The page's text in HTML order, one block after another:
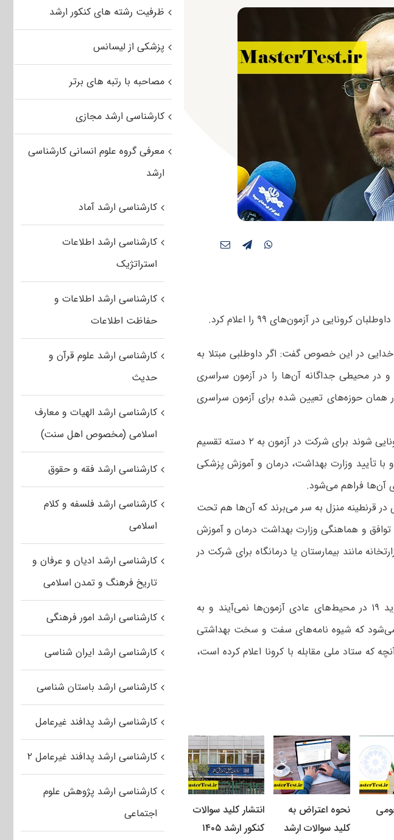
در آزمون‌های ۹۹ را اعلام کرد.
خدایی در این خصوص گفت: اگر داوطلبی مبتلا به
محیطی جداگانه آن‌ها را در آزمون سراسری
همان حوزه‌های تعیین شده برای آزمون سراسری
وی افزود: داوطلبانی که همزمان با آزمون‌های ۹۹ کرونایی شوند برای شرکت در آزمون به ۲ دسته تقسیم
تأیید وزارت بهداشت، درمان و آموزش پزشکی
آن‌ها فراهم می‌شود.
قرنطینه منزل به سر می‌برند که آن‌ها هم تحت
و هماهنگی وزارت بهداشت درمان و آموزش
مانند بیمارستان یا درمانگاه برای شرکت در
وی ادامه داد: با این تدابیر، داوطلبان مبتلا به کووید ۱۹ در محیط‌های عادی آزمون‌ها نمی‌آیند و به
اطمینان خاطر داده می‌شود که شیوه نامه‌های سفت و سخت بهداشتی
که ستاد ملی مقابله با کرونا اعلام کرده است،
نحوه اعتراض به
کلید سوالات ارشد
انتشار کلید سوالات
کنکور ارشد ۱۴۰۵
ظرفیت رشته های کنکور ارشد
پزشکی از لیسانس
مصاحبه با رتبه های برتر
کارشناسی ارشد مجازی
معرفی گروه علوم انسانی کارشناسی
ارشد
کارشناسی ارشد آماد
کارشناسی ارشد اطلاعات
استراتژیک
کارشناسی ارشد اطلاعات و
حفاظت اطلاعات
کارشناسی ارشد علوم قرآن و
حدیث
کارشناسی ارشد الهیات و معارف
اسلامی (مخصوص اهل سنت)
کارشناسی ارشد فقه و حقوق
کارشناسی ارشد فلسفه و کلام
اسلامی
کارشناسی ارشد ادیان و عرفان و
تاریخ فرهنگ و تمدن اسلامی
کارشناسی ارشد امور فرهنگی
کارشناسی ارشد ایران شناسی
کارشناسی ارشد باستان شناسی
کارشناسی ارشد پدافند غیرعامل
کارشناسی ارشد پدافند غیرعامل ۲
کارشناسی ارشد پژوهش علوم
اجتماعی